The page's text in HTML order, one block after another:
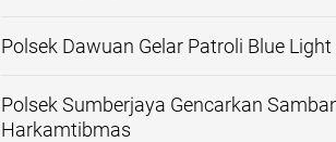
Polsek Dawuan Gelar Patroli Blue
Polsek Sumberjaya Gencarkan
Harkamtibmas